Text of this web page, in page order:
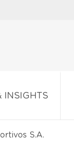
INSIGHTS
S.A.